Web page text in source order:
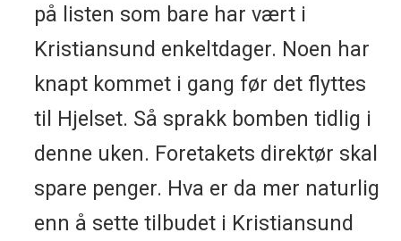
på listen som bare har vært i
Kristiansund enkeltdager. Noen har
knapt kommet i gang før det flyttes
til Hjelset. Så sprakk bomben tidlig i
denne uken. Foretakets direktør skal
spare penger. Hva er da mer naturlig
enn å sette tilbudet i Kristiansund